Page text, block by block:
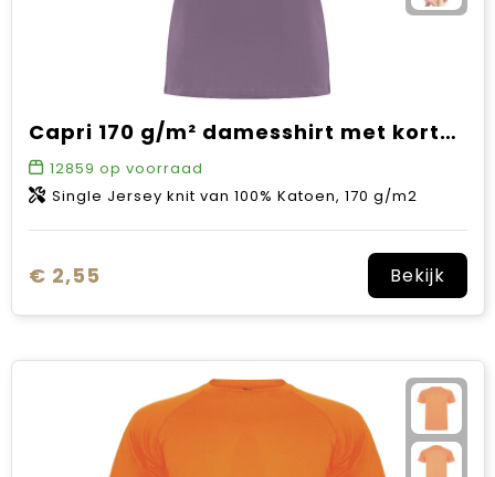
Capri 170 g/m² damesshirt met korte mouwen
12859 op voorraad
Single Jersey knit van 100% Katoen, 170 g/m2
€ 2,55 Bekijk